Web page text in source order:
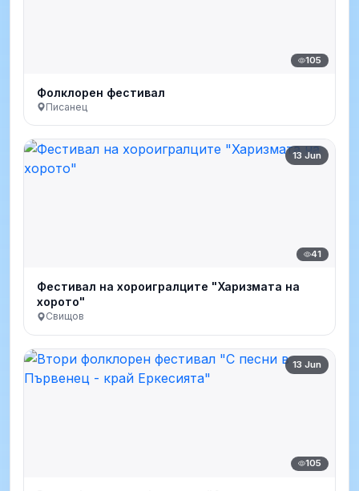
105
Фолклорен фестивал
Писанец
13 Jun
41
Фестивал на хороигралците "Харизмата на
хорото"
Свищов
13 Jun
105